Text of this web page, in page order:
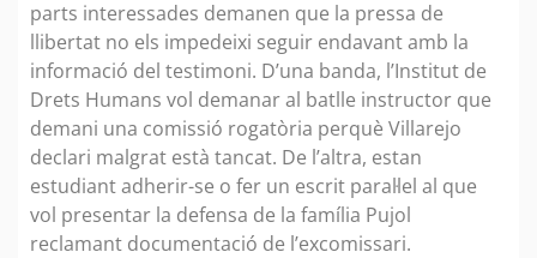
parts interessades demanen que la pressa de
llibertat no els impedeixi seguir endavant amb la
informació del testimoni. D’una banda, l’Institut de
Drets Humans vol demanar al batlle instructor que
demani una comissió rogatòria perquè Villarejo
declari malgrat està tancat. De l’altra, estan
estudiant adherir-se o fer un escrit paral·lel al que
vol presentar la defensa de la família Pujol
reclamant documentació de l’excomissari.